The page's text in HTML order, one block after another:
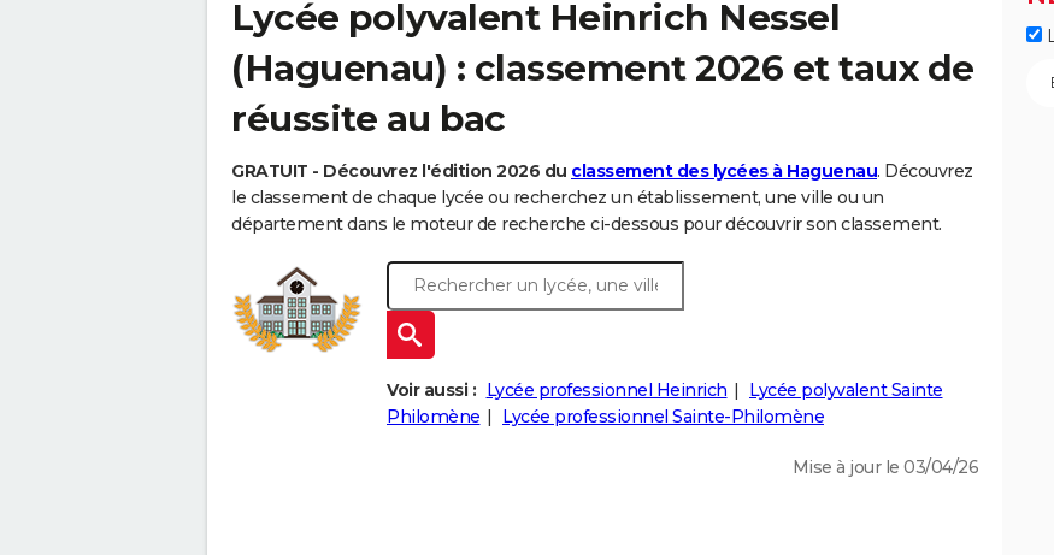
Lycée polyvalent Heinrich Nessel
(Haguenau) : classement 2026 et taux de
réussite au bac
GRATUIT - Découvrez l'édition 2026 du classement des lycées à Haguenau. Découvrez
le classement de chaque lycée ou recherchez un établissement, une ville ou un
département dans le moteur de recherche ci-dessous pour découvrir son classement.
Voir aussi : Lycée professionnel Heinrich
Lycée polyvalent Sainte
Philomène
Lycée professionnel Sainte-Philomène
Mise à jour le 03/04/26